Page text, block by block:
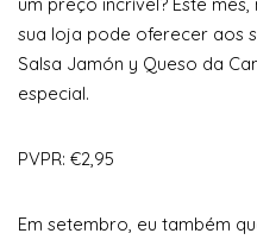
sua loja pode oferecer aos
Salsa Jamón y Queso da
especial.
PVPR: €2,95
Em setembro, eu também